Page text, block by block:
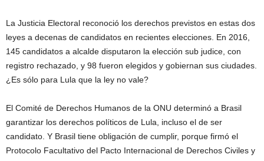
La Justicia Electoral reconoció los derechos previstos en estas dos
leyes a decenas de candidatos en recientes elecciones. En 2016,
145 candidatos a alcalde disputaron la elección sub judice, con
registro rechazado, y 98 fueron elegidos y gobiernan sus ciudades.
¿Es sólo para Lula que la ley no vale?
El Comité de Derechos Humanos de la ONU determinó a Brasil
garantizar los derechos políticos de Lula, incluso el de ser
candidato. Y Brasil tiene obligación de cumplir, porque firmó el
Protocolo Facultativo del Pacto Internacional de Derechos Civiles y